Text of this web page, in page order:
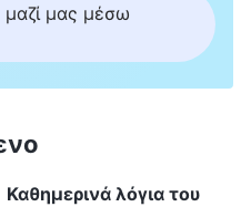
μαζί μας μέσω
Καθημερινά λόγια του